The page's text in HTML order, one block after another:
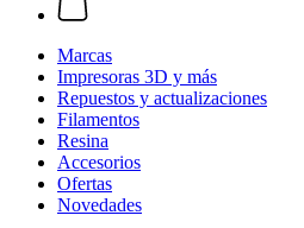
Marcas
Impresoras 3D y más
Repuestos y actualizaciones
Filamentos
Resina
Accesorios
Ofertas
Novedades